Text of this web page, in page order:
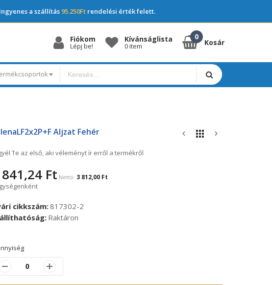
a szállítás 95.250Ft rendelési érték felett.
Fiókom
Lépj be!
Kívánságlista
0 item Kosár
Aljzat Fehér
Te az első, aki véleményt ír erről a termékről
Ft 3 812,00 Ft
cikkszám 817302-2
Raktáron